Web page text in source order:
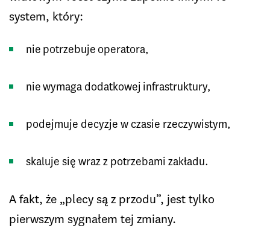
system, który:
nie potrzebuje operatora,
nie wymaga dodatkowej infrastruktury,
podejmuje decyzje w czasie rzeczywistym,
skaluje się wraz z potrzebami zakładu.
A fakt, że „plecy są z przodu”, jest tylko
pierwszym sygnałem tej zmiany.